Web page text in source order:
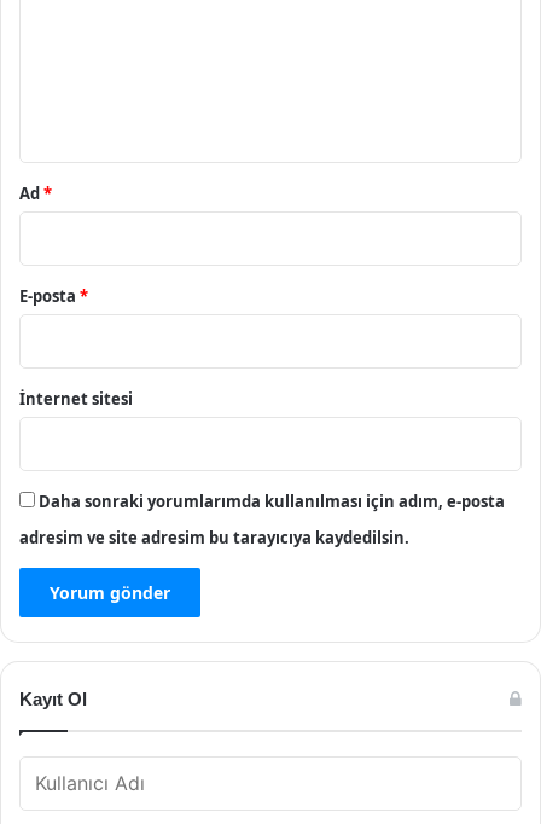
Ad*
E-posta *
İnternet sitesi
Daha sonraki yorumlarımda kullanılması için adım, e-posta
adresim ve site adresim bu tarayıcıya kaydedilsin.
Kayıt Ol